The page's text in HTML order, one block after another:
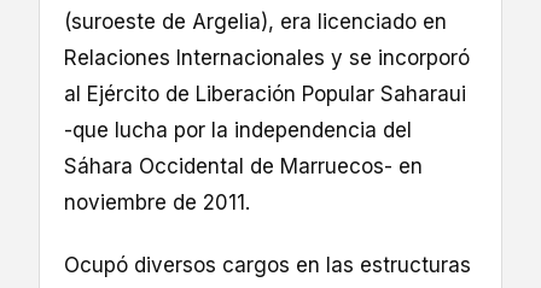
(suroeste de Argelia), era licenciado en
Relaciones Internacionales y se incorporó
al Ejército de Liberación Popular Saharaui
-que lucha por la independencia del
Sáhara Occidental de Marruecos- en
noviembre de 2011.
Ocupó diversos cargos en las estructuras